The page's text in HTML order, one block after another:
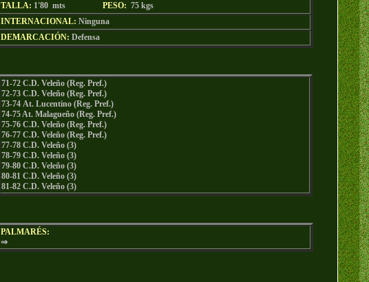
TALLA: 1'80 mts PESO: 75 kgs
INTERNACIONAL: Ninguna
DEMARCACIÓN: Defensa
71-72 C.D. Veleño (Reg. Pref.)
72-73 C.D. Veleño (Reg. Pref.)
73-74 At. Lucentino (Reg. Pref.)
74-75 At. Malagueño (Reg. Pref.)
75-76 C.D. Veleño (Reg. Pref.)
76-77 C.D. Veleño (Reg. Pref.)
77-78 C.D. Veleño (3)
78-79 C.D. Veleño (3)
79-80 C.D. Veleño (3)
80-81 C.D. Veleño (3)
81-82 C.D. Veleño (3)
PALMARÉS:
⇒